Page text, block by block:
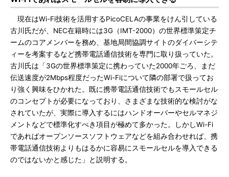
現在はWi-Fi技術を活用するPicoCELAの事業をけん引している
古川氏だが、NEC在籍時には3G（IMT-2000）の世界標準策定チ
ームのコアメンバーを務め、基地局間協調サイトのダイバーシテ
ィーを考案するなど携帯電話通信技術を専門に取り扱っていた。
古川氏は「3Gの世界標準策定に携わっていた2000年ごろ、まだ
伝送速度が2Mbps程度だったWi-Fiについて隣の部署で扱ってお
り強く興味をひかれた。既に携帯電話通信技術でもスモールセル
のコンセプトが必要になっており、さまざまな技術的な検討がな
されていたが、実際に導入するにはハンドオーバーやセルマネジ
メントなどで標準化すべき項目が極めて多かった。しかしWi-Fi
であればオープンソースソフトウェアなどを組み合わせれば、携
帯電話通信技術よりもはるかに容易にスモールセルを導入できる
のではないかと感じた」と説明する。